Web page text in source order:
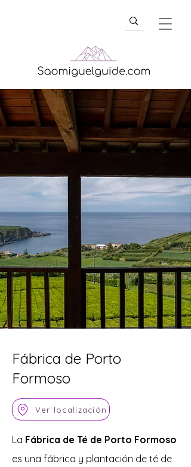
Fábrica de Porto
Formoso
Ver localización
La Fábrica de Té de Porto Formoso
es una fábrica y plantación de té de